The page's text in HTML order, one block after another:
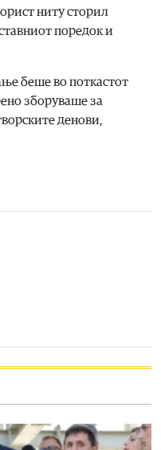
ниту сторил
поредок и
беше во поткастот
зборуваше за
денови,